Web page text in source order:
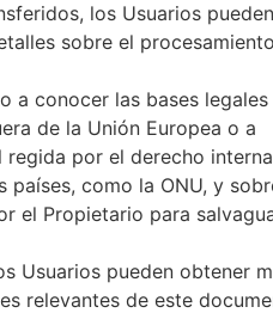
Talla
Talla
Jelly Bean 724.67
los Usuarios pueden
sobre el
a conocer las bases
de la Unión Europea o a
por el derecho
como la ONU, y
el Propietario para
Usuarios pueden obtener
relevantes de este